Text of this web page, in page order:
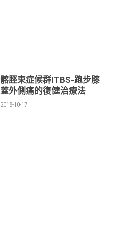
髂脛束症候群ITBS-跑步膝
蓋外側痛的復健治療法
2018-10-17